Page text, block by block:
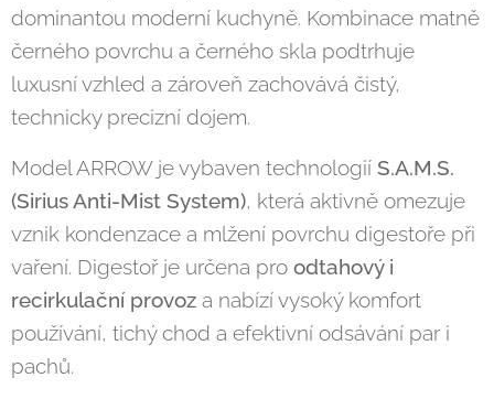
dominantou moderní kuchyně. Kombinace matně
černého povrchu a černého skla podtrhuje
luxusní vzhled a zároveň zachovává čistý,
technicky precizní dojem.
Model ARROW je vybaven technologií S.A.M.S.
(Sirius Anti-Mist System), která aktivně omezuje
vznik kondenzace a mlžení povrchu digestoře při
vaření. Digestoř je určena pro odtahový i
recirkulační provoz a nabízí vysoký komfort
používání, tichý chod a efektivní odsávání par i
pachů.